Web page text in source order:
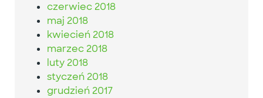
czerwiec 2018
maj 2018
kwiecień 2018
marzec 2018
luty 2018
styczeń 2018
grudzień 2017